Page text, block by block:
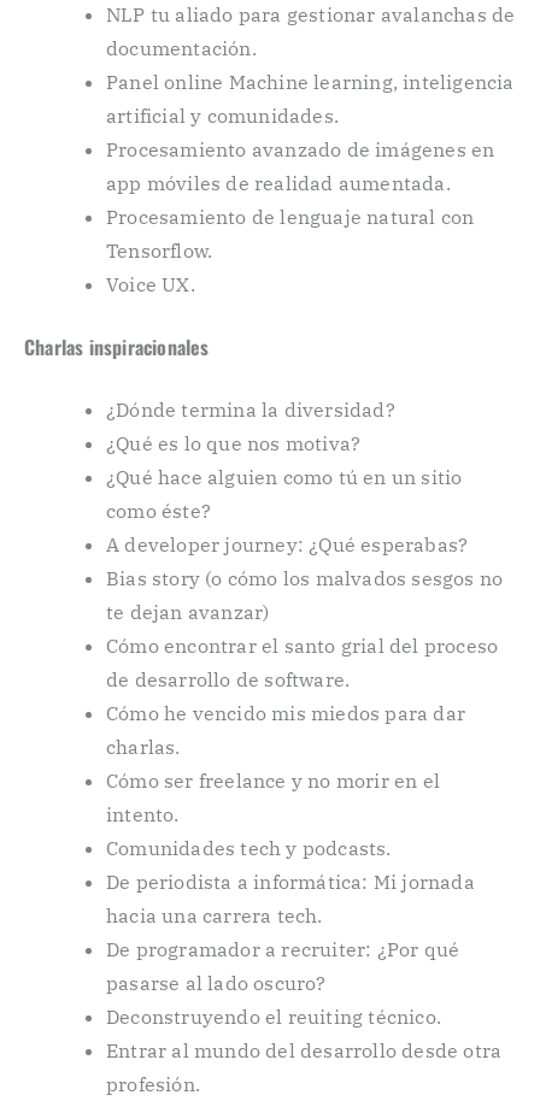
NLP tu aliado para gestionar avalanchas de
documentación.
Panel online Machine learning, inteligencia
artificial y comunidades.
Procesamiento avanzado de imágenes en
app móviles de realidad aumentada.
Procesamiento de lenguaje natural con
Tensorflow.
Voice UX.
Charlas inspiracionales
¿Dónde termina la diversidad?
¿Qué es lo que nos motiva?
¿Qué hace alguien como tú en un sitio
como éste?
A developer journey: ¿Qué esperabas?
Bias story (o cómo los malvados sesgos no
te dejan avanzar)
Cómo encontrar el santo grial del proceso
de desarrollo de software.
Cómo he vencido mis miedos para dar
charlas.
Cómo ser freelance y no morir en el
intento.
Comunidades tech y podcasts.
De periodista a informática: Mi jornada
hacia una carrera tech.
De programador a recruiter: ¿Por qué
pasarse al lado oscuro?
Deconstruyendo el reuiting técnico.
Entrar al mundo del desarrollo desde otra
profesión.